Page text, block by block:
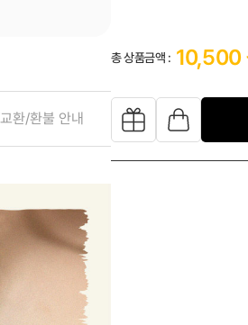
환/환불 안내
총 상품금액 : 10,500